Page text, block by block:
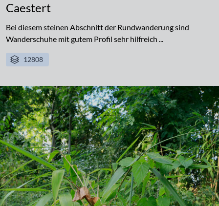
Caestert
Bei diesem steinen Abschnitt der Rundwanderung sind
Wanderschuhe mit gutem Profil sehr hilfreich ...
12808